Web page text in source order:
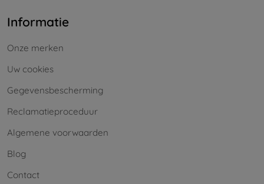
Informatie
Onze merken
Uw cookies
Gegevensbescherming
Reclamatieproceduur
Algemene voorwaarden
Blog
Contact